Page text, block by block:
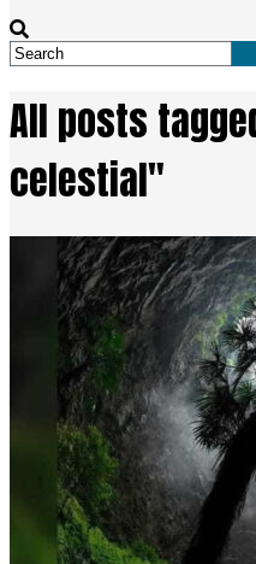
All posts
celestial"